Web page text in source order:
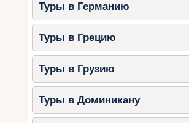
Туры в Германию
Туры в Грецию
Туры в Грузию
Туры в Доминикану